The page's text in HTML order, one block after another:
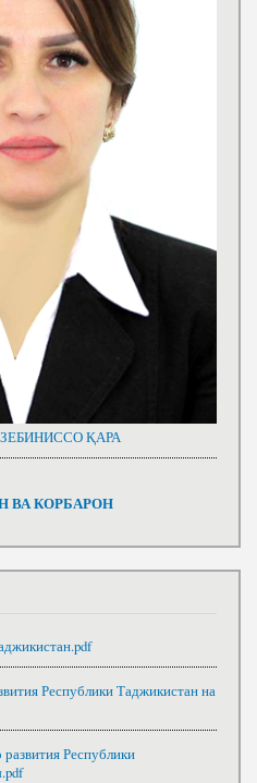
ҚАРА
ВА КОРБАРОН
Республики Таджикистан на
Республики